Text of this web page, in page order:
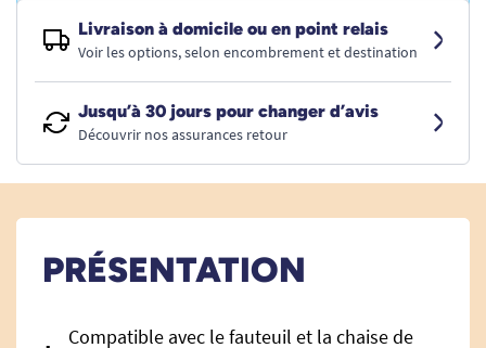
Livraison à domicile ou en point relais
Voir les options, selon encombrement et destination
Jusqu’à 30 jours pour changer d’avis
Découvrir nos assurances retour
PRÉSENTATION
Compatible avec le fauteuil et la chaise de